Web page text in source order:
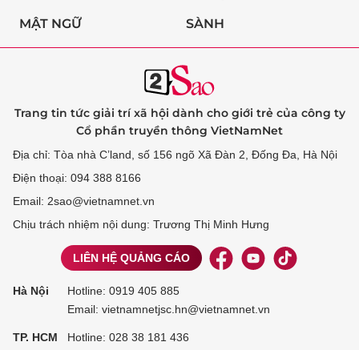
MẬT NGỮ SÀNH
Trang tin tức giải trí xã hội dành cho giới trẻ của công ty
Cổ phần truyền thông VietNamNet
Địa chỉ: Tòa nhà C’land, số 156 ngõ Xã Đàn 2, Đống Đa, Hà Nội
Điện thoại: 094 388 8166
Email: 2sao@vietnamnet.vn
Chịu trách nhiệm nội dung: Trương Thị Minh Hưng
LIÊN HỆ QUẢNG CÁO
Hà Nội Hotline: 0919 405 885
Email: vietnamnetjsc.hn@vietnamnet.vn
TP. HCM Hotline: 028 38 181 436